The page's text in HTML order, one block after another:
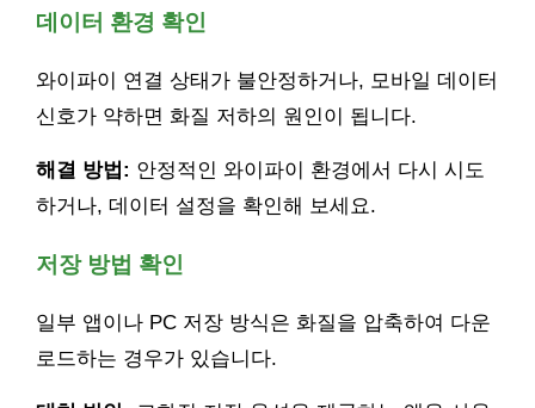
데이터 환경 확인
와이파이 연결 상태가 불안정하거나, 모바일 데이터
신호가 약하면 화질 저하의 원인이 됩니다.
해결 방법: 안정적인 와이파이 환경에서 다시 시도
하거나, 데이터 설정을 확인해 보세요.
저장 방법 확인
일부 앱이나 PC 저장 방식은 화질을 압축하여 다운
로드하는 경우가 있습니다.